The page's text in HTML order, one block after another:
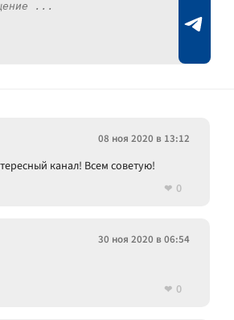
08 ноя 2020 в 13:12
канал! Всем советую!
0
30 ноя 2020 в 06:54
0